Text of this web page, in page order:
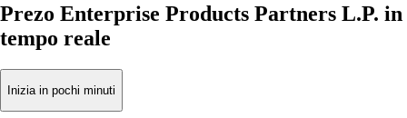
Prezo Enterprise Products Partners L.P. in
tempo reale
Inizia in pochi minuti